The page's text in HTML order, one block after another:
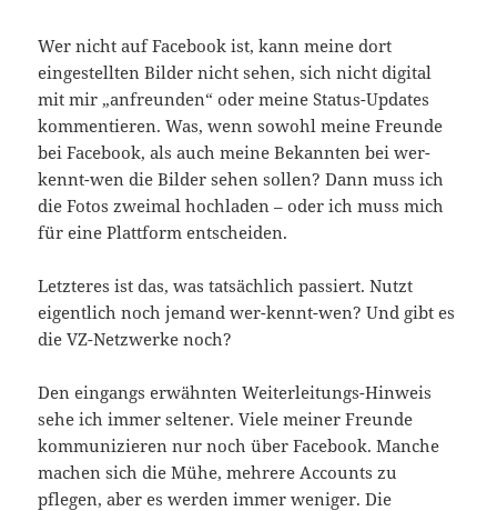
Wer nicht auf Facebook ist, kann meine dort
eingestellten Bilder nicht sehen, sich nicht digital
mit mir „anfreunden“ oder meine Status-Updates
kommentieren. Was, wenn sowohl meine Freunde
bei Facebook, als auch meine Bekannten bei wer-
kennt-wen die Bilder sehen sollen? Dann muss ich
die Fotos zweimal hochladen – oder ich muss mich
für eine Plattform entscheiden.
Letzteres ist das, was tatsächlich passiert. Nutzt
eigentlich noch jemand wer-kennt-wen? Und gibt es
die VZ-Netzwerke noch?
Den eingangs erwähnten Weiterleitungs-Hinweis
sehe ich immer seltener. Viele meiner Freunde
kommunizieren nur noch über Facebook. Manche
machen sich die Mühe, mehrere Accounts zu
pflegen, aber es werden immer weniger. Die